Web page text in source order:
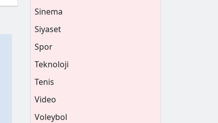
Sinema
Siyaset
Spor
Teknoloji
Tenis
Video
Voleybol